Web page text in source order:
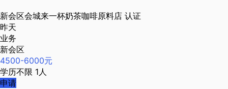
新会区会城来一杯奶茶咖啡原料店 认证
昨天
业务
新会区
4500-6000元
学历不限 1人
申请